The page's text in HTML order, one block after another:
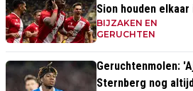
Sion houden
BIJZAKEN EN
GERUCHTEN
Geruchtenmolen:
Sternberg nog